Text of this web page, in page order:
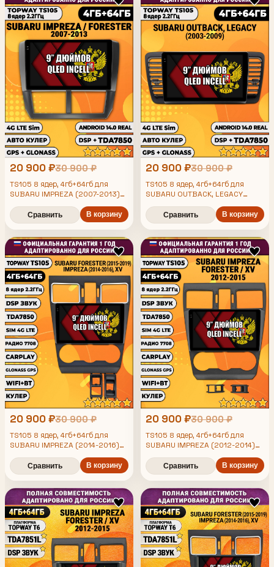
20 900 ₽30 900 ₽
TS105 8 ядер, 4гб+64гб для
SUBARU IMPREZA (2007-2013)
магнитола
Сравнить В корзину
20 900 ₽30 900 ₽
TS105 8 ядер, 4гб+64гб для
SUBARU OUTBACK, LEGACY
магнитола
Сравнить В корзину
20 900 ₽30 900 ₽
TS105 8 ядер, 4гб+64гб для
SUBARU IMPREZA (2014-2016)
Android магнитола
Сравнить В корзину
20 900 ₽30 900 ₽
TS105 8 ядер, 4гб+64гб для
SUBARU IMPREZA (2012-2014)
Android магнитола
Сравнить В корзину